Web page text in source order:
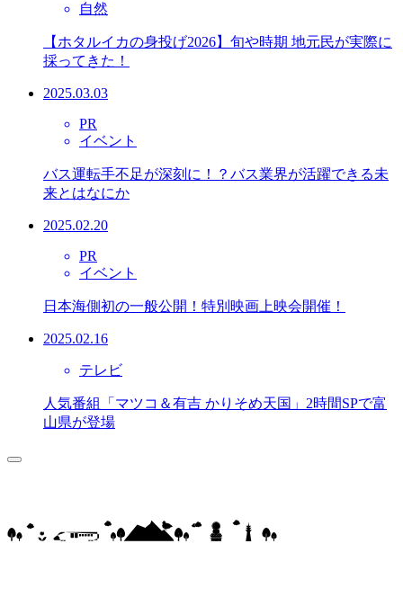
自然
【ホタルイカの身投げ2026】旬や時期 地元民が実際に
採ってきた！
2025.03.03
PR
イベント
バス運転手不足が深刻に！？バス業界が活躍できる未
来とはなにか
2025.02.20
PR
イベント
日本海側初の一般公開！特別映画上映会開催！
2025.02.16
テレビ
人気番組「マツコ＆有吉 かりそめ天国」2時間SPで富
山県が登場